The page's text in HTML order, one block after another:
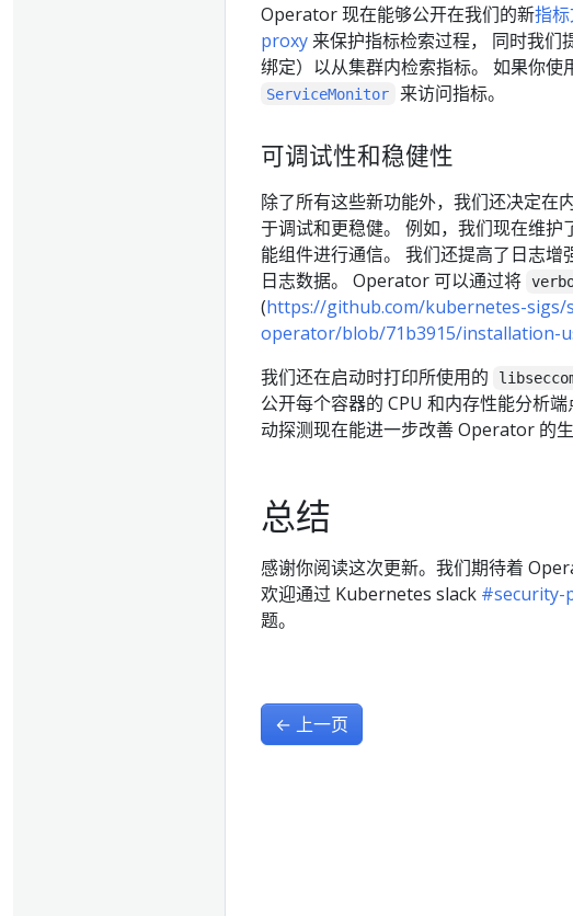
Operator 现在能够公开在我们的新指
proxy 来保护指标检索过程， 同时我们
绑定）以从集群内检索指标。 如果你使
ServiceMonitor 来访问指标。
可调试性和稳健性
除了所有这些新功能外，我们还决定在
于调试和更稳健。 例如，我们现在维护
能组件进行通信。 我们还提高了日志
日志数据。 Operator 可以通过将
(https://github.com/kubernetes-sigs/
operator/blob/71b3915/installation-
我们还在启动时打印所使用的
公开每个容器的 CPU 和内存性能分析
动探测现在能进一步改善 Operator 的生
总结
感谢你阅读这次更新。我们期待着
欢迎通过 Kubernetes slack #security-
题。
← 上一页